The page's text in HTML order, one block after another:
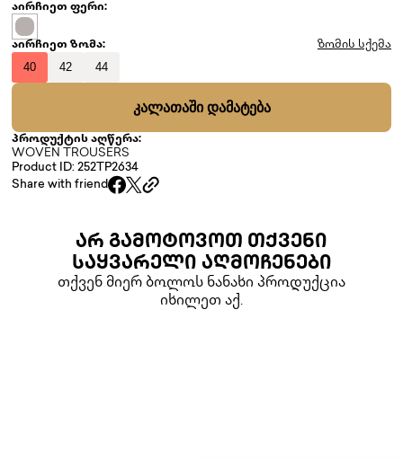
აირჩიეთ ფერი:
აირჩიეთ ზომა: ზომის სქემა
40 42 44
ᲙᲐᲚᲐᲗᲐᲨᲘ ᲓᲐᲛᲐᲢᲔᲑᲐ
პროდუქტის აღწერა:
WOVEN TROUSERS
Product ID: 252TP2634
Share with friend
ᲐᲠ ᲒᲐᲛᲝᲢᲝᲕᲝᲗ ᲗᲥᲕᲔᲜᲘ
ᲡᲐᲧᲕᲐᲠᲔᲚᲘ ᲐᲦᲛᲝᲩᲔᲜᲔᲑᲘ
თქვენ მიერ ბოლოს ნანახი პროდუქცია
იხილეთ აქ.